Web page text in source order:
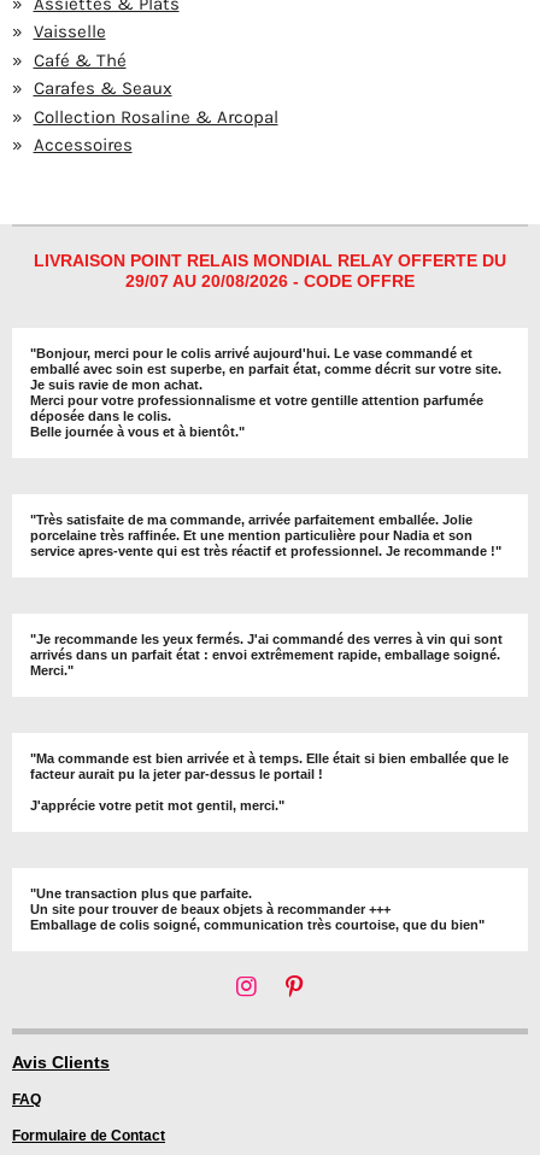
Vaisselle
Café & Thé
Carafes & Seaux
Collection Rosaline & Arcopal
Accessoires
LIVRAISON POINT RELAIS MONDIAL RELAY OFFERTE DU
29/07 AU 20/08/2026 - CODE OFFRE
"Bonjour, merci pour le colis arrivé aujourd'hui. Le vase commandé et
emballé avec soin est superbe, en parfait état, comme décrit sur votre site.
Je suis ravie de mon achat.
Merci pour votre professionnalisme et votre gentille attention parfumée
déposée dans le colis.
Belle journée à vous et à bientôt."
"Très satisfaite de ma commande, arrivée parfaitement emballée. Jolie
porcelaine très raffinée. Et une mention particulière pour Nadia et son
service apres-vente qui est très réactif et professionnel. Je recommande !"
"Je recommande les yeux fermés. J'ai commandé des verres à vin qui sont
arrivés dans un parfait état : envoi extrêmement rapide, emballage soigné.
Merci."
"Ma commande est bien arrivée et à temps. Elle était si bien emballée que le
facteur aurait pu la jeter par-dessus le portail !
J'apprécie votre petit mot gentil, merci."
"Une transaction plus que parfaite.
Un site pour trouver de beaux objets à recommander +++
Emballage de colis soigné, communication très courtoise, que du bien"
I
s
P
n
Avis Clients
FAQ
Formulaire de Contact